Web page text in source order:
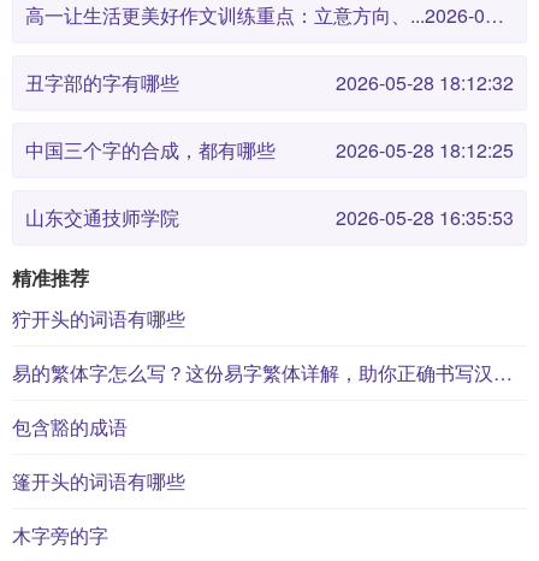
高一让生活更美好作文训练重点：立意方向、... 2026-05-28 18:12:38
丑字部的字有哪些 2026-05-28 18:12:32
中国三个字的合成，都有哪些 2026-05-28 18:12:25
山东交通技师学院 2026-05-28 16:35:53
精准推荐
狞开头的词语有哪些
易的繁体字怎么写？这份易字繁体详解，助你正确书写汉字_汉字繁体学习
包含豁的成语
篷开头的词语有哪些
木字旁的字